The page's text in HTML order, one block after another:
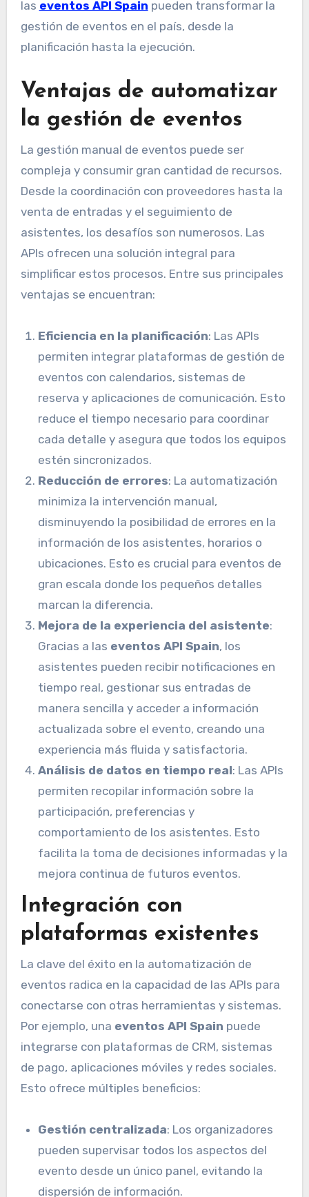
las eventos API Spain pueden transformar la
gestión de eventos en el país, desde la
planificación hasta la ejecución.
Ventajas de automatizar
la gestión de eventos
La gestión manual de eventos puede ser
compleja y consumir gran cantidad de recursos.
Desde la coordinación con proveedores hasta la
venta de entradas y el seguimiento de
asistentes, los desafíos son numerosos. Las
APIs ofrecen una solución integral para
simplificar estos procesos. Entre sus principales
ventajas se encuentran:
Eficiencia en la planificación: Las APIs
permiten integrar plataformas de gestión de
eventos con calendarios, sistemas de
reserva y aplicaciones de comunicación. Esto
reduce el tiempo necesario para coordinar
cada detalle y asegura que todos los equipos
estén sincronizados.
Reducción de errores: La automatización
minimiza la intervención manual,
disminuyendo la posibilidad de errores en la
información de los asistentes, horarios o
ubicaciones. Esto es crucial para eventos de
gran escala donde los pequeños detalles
marcan la diferencia.
Mejora de la experiencia del asistente:
Gracias a las eventos API Spain, los
asistentes pueden recibir notificaciones en
tiempo real, gestionar sus entradas de
manera sencilla y acceder a información
actualizada sobre el evento, creando una
experiencia más fluida y satisfactoria.
Análisis de datos en tiempo real: Las APIs
permiten recopilar información sobre la
participación, preferencias y
comportamiento de los asistentes. Esto
facilita la toma de decisiones informadas y la
mejora continua de futuros eventos.
Integración con
plataformas existentes
La clave del éxito en la automatización de
eventos radica en la capacidad de las APIs para
conectarse con otras herramientas y sistemas.
Por ejemplo, una eventos API Spain puede
integrarse con plataformas de CRM, sistemas
de pago, aplicaciones móviles y redes sociales.
Esto ofrece múltiples beneficios:
Gestión centralizada: Los organizadores
pueden supervisar todos los aspectos del
evento desde un único panel, evitando la
dispersión de información.